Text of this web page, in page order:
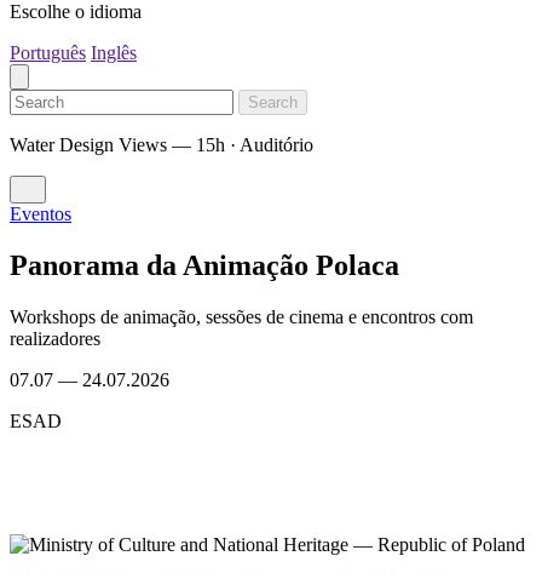
Escolhe o idioma
Português Inglês
Search
Water Design Views — 15h · Auditório
Eventos
Panorama da Animação Polaca
Workshops de animação, sessões de cinema e encontros com
realizadores
07.07 — 24.07.2026
ESAD